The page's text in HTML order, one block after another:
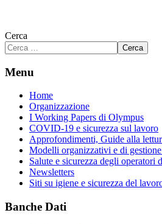
Cerca
Cerca
Menu
Home
Organizzazione
I Working Papers di Olympus
COVID-19 e sicurezza sul lavoro
Approfondimenti, Guide alla
Modelli organizzativi e di
Salute e sicurezza degli operatori
Newsletters
Siti su igiene e sicurezza del
Banche Dati